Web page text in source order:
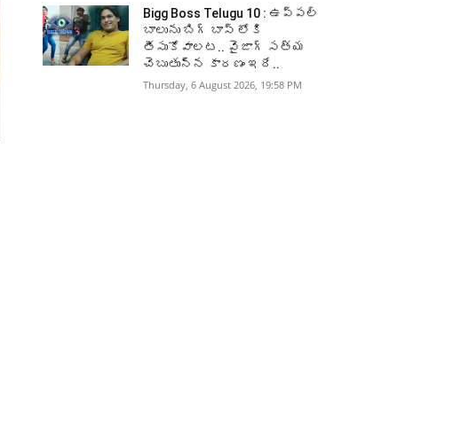
Bigg Boss Telugu 10 : ఉప్పల్
బాలును బిగ్ బాస్ లోకి
తీసుకోవాలట.. వైజాగ్ సత్య
చెబుతున్న కారణం ఇదే..
Thursday, 6 August 2026, 19:58 PM